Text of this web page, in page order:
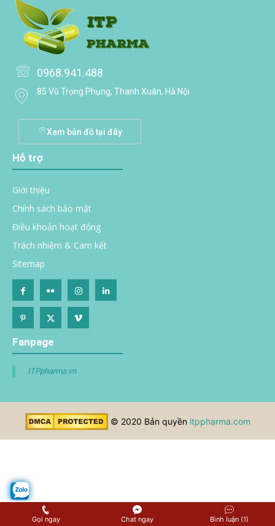
0968.941.488
85 Vũ Trọng Phụng, Thanh Xuân, Hà Nội
Xem bản đồ tại đây
Hỗ trợ
Giới thiệu
Chính sách bảo mật
Điều khoản hoạt động
Trách nhiệm & Cam kết
Sitemap
Fanpage
ITPpharma.vn
© 2020 Bản quyền itppharma.com
Gọi ngay Chat ngay Bình luận (1)